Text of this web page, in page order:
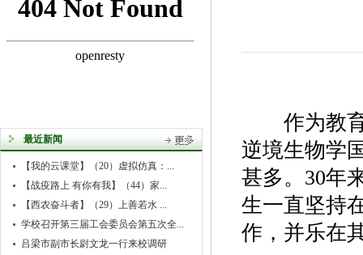
作为教育
逆境生物学
甚多。30年
生一直坚持
作，并乐在